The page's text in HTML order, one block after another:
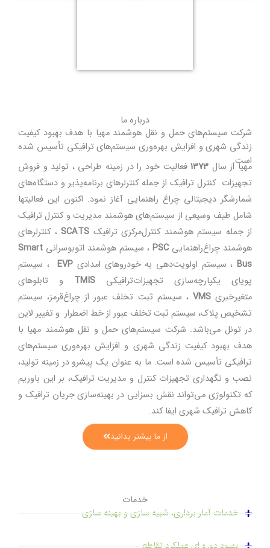
و نقل هوشمند مهیا با هدف بهبود کیفیت
بهره‌وری سیستم‌های ترافیکی تأسیس شده
خود را در زمينه طراحی ، توليد و فروش
از جمله کنترلرهای برنامه‌پذیر و دستگاه‌های
راهنمایی آغاز نمود. اکنون این فعالیتها
سیستم‌های هوشمند مدیریت و کنترل ترافیک
کنترل‌مرکزی ترافیکSCATS، کنترلرهای
PSC، سیستم هوشمند اتوبوسرانیSmart
به خودروهای امدادی EVP، سیستم
تجهیزات‌ترافیکیTMISو تابلوهای
ثبت تخلف عبور از چراغ‌قرمز، سیستم
ثبت تخلف عبور از خط اضطرار و تغییر لاین
سیستم‌های حمل و نقل هوشمند مهیا با
زندگی شهری و افزایش بهره‌وری سیستم‌های
است. ما به عنوان یک پیشرو در زمینه تولید،
کنترل و مدیریت ترافیک، بر این باوریم
نقش بسزایی در بهینه‌سازی جریان ترافیک و
کند.
شبیه سازی و بهینه سازی